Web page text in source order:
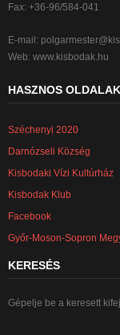
Fax: +36-96/584-041
E-mail:
Web: www.kisbodak.hu
HASZNOS OLDALAK
Széchenyi 2020
Darnózseli Község
Kisbodaki Vízi Kultúrház
Kisbodak Klub
Facebook
Győr-Moson-Sopron
KERESÉS
Gépelje be a keresett